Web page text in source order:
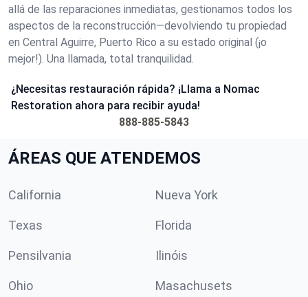
allá de las reparaciones inmediatas, gestionamos todos los
aspectos de la reconstrucción—devolviendo tu propiedad
en Central Aguirre, Puerto Rico a su estado original (¡o
mejor!). Una llamada, total tranquilidad.
¿Necesitas restauración rápida? ¡Llama a Nomac
Restoration ahora para recibir ayuda!
888-885-5843
ÁREAS QUE ATENDEMOS
California Nueva York
Texas Florida
Pensilvania Ilinóis
Ohio Masachusets